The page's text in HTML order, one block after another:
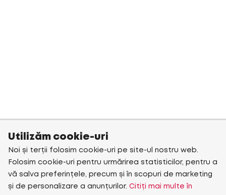
Utilizăm cookie-uri
Noi și terții folosim cookie-uri pe site-ul nostru web.
Folosim cookie-uri pentru urmărirea statisticilor, pentru a
vă salva preferințele, precum și în scopuri de marketing
și de personalizare a anunțurilor. Citiți mai multe în